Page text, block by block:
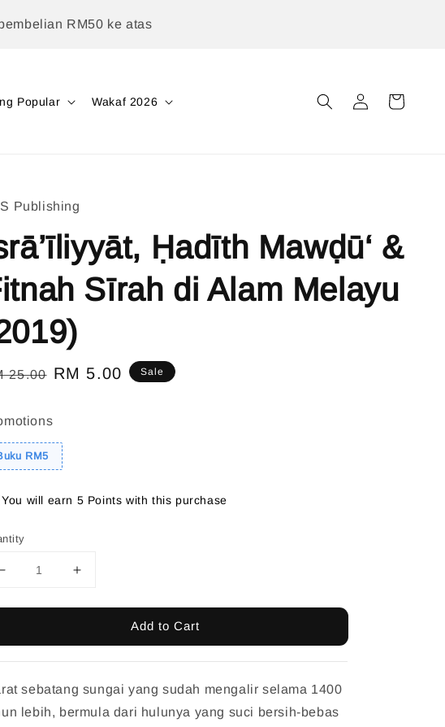
RM50 ke atas
Popular Wakaf 2026
Publishing
Ḥadīth Mawḍū‘ &
Sīrah di Alam Melayu
25.00 Sale
RM 5.00 Sale
RM5
You will earn 5 Points with this purchase
Add to Cart
sebatang sungai yang sudah mengalir selama 1400
lebih, bermula dari hulunya yang suci bersih-bebas